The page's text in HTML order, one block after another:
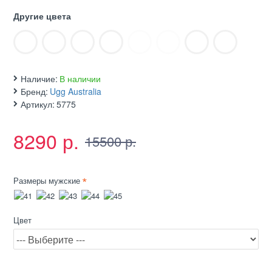
Другие цвета
Наличие: В наличии
Бренд: Ugg Australia
Артикул: 5775
8290 р. 15500 р.
Размеры мужские
Цвет